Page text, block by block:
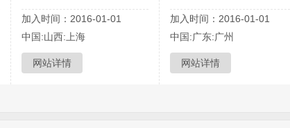
加入时间：2016-01-01
中国:山西:上海
网站详情
加入时间：2016-01-01
中国:广东:广州
网站详情